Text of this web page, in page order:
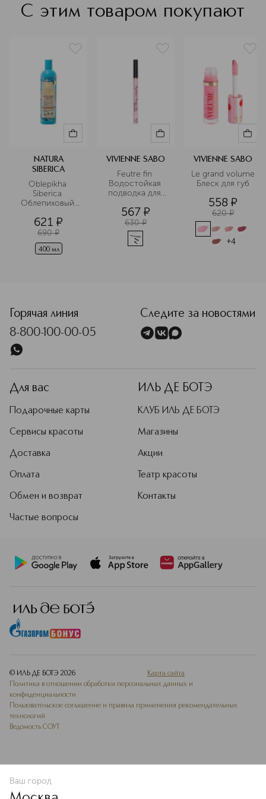
Подробнее
С этим товаром покупают
NATURA
SIBERICA
Oblepikha
Siberica
Облепиховый
нормальных и
сухих волос
621 ¤
690 ¤
400 мл
VIVIENNE SABO
Feutre fin
Водостойкая
подводка для
567 ¤
630 ¤
VIVIENNE SABO
Le grand volume
Блеск для губ
558 ¤
620 ¤
+4
Горячая линия
8-800-100-00-05
Следите за новостями
Для вас
Подарочные карты
Сервисы красоты
Доставка
Оплата
Обмен и возврат
Частые вопросы
ИЛЬ ДЕ БОТЭ
КЛУБ ИЛЬ ДЕ БОТЭ
Магазины
Акции
Театр красоты
Контакты
© ИЛЬ ДЕ БОТЭ 2026
Карта сайта
Политика в отношении обработки персональных данных и
конфиденциальности
Пользовательское соглашение и правила применения рекомендательных
технологий
Ведомость СОУТ
Ваш город